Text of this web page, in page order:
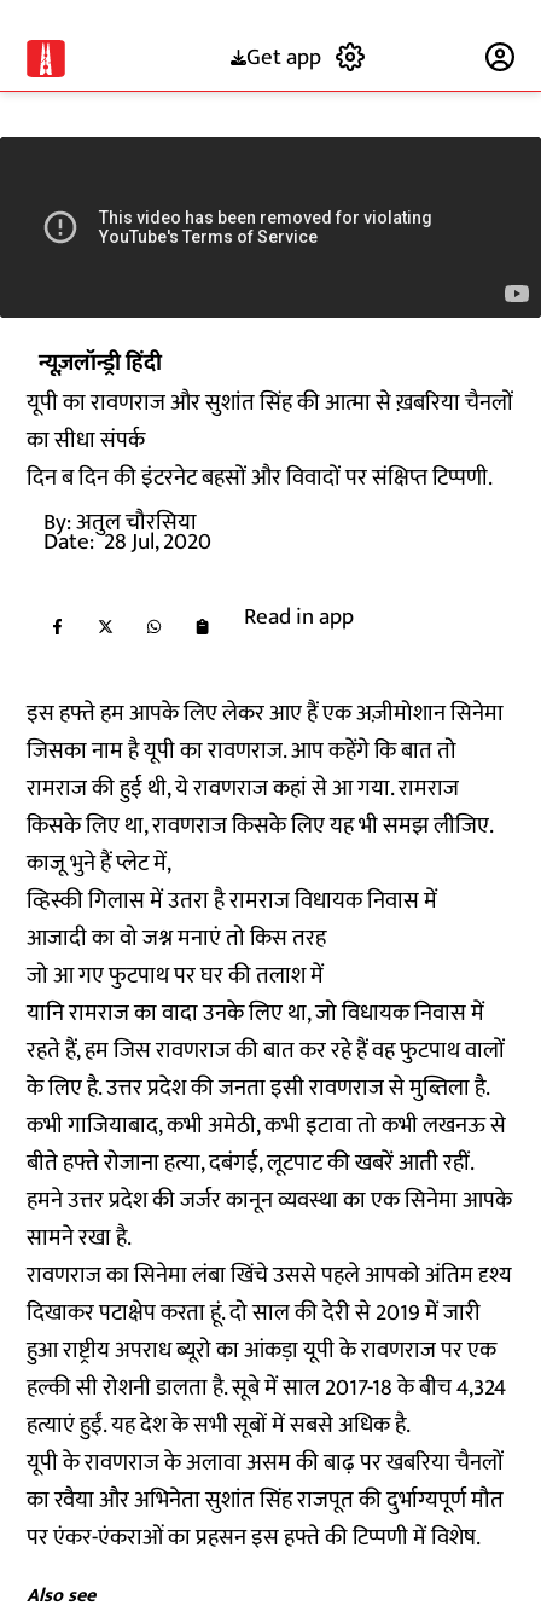
Get app
न्यूज़लॉन्ड्री हिंदी
यूपी का रावणराज और सुशांत सिंह की आत्मा से ख़बरिया चैनलों
का सीधा संपर्क
दिन ब दिन की इंटरनेट बहसों और विवादों पर संक्षिप्त टिप्पणी.
By:अतुल चौरसिया
Date: 28 Jul, 2020
Read in app
इस हफ्ते हम आपके लिए लेकर आए हैं एक अज़ीमोशान सिनेमा
जिसका नाम है यूपी का रावणराज. आप कहेंगे कि बात तो
रामराज की हुई थी, ये रावणराज कहां से आ गया. रामराज
किसके लिए था, रावणराज किसके लिए यह भी समझ लीजिए.
काजू भुने हैं प्लेट में,
व्हिस्की गिलास में उतरा है रामराज विधायक निवास में
आजादी का वो जश्न मनाएं तो किस तरह
जो आ गए फुटपाथ पर घर की तलाश में
यानि रामराज का वादा उनके लिए था, जो विधायक निवास में
रहते हैं, हम जिस रावणराज की बात कर रहे हैं वह फुटपाथ वालों
के लिए है. उत्तर प्रदेश की जनता इसी रावणराज से मुब्तिला है.
कभी गाजियाबाद, कभी अमेठी, कभी इटावा तो कभी लखनऊ से
बीते हफ्ते रोजाना हत्या, दबंगई, लूटपाट की खबरें आती रहीं.
हमने उत्तर प्रदेश की जर्जर कानून व्यवस्था का एक सिनेमा आपके
सामने रखा है.
रावणराज का सिनेमा लंबा खिंचे उससे पहले आपको अंतिम दृश्य
दिखाकर पटाक्षेप करता हूं. दो साल की देरी से 2019 में जारी
हुआ राष्ट्रीय अपराध ब्यूरो का आंकड़ा यूपी के रावणराज पर एक
हल्की सी रोशनी डालता है. सूबे में साल 2017-18 के बीच 4,324
हत्याएं हुईं. यह देश के सभी सूबों में सबसे अधिक है.
यूपी के रावणराज के अलावा असम की बाढ़ पर खबरिया चैनलों
का रवैया और अभिनेता सुशांत सिंह राजपूत की दुर्भाग्यपूर्ण मौत
पर एंकर-एंकराओं का प्रहसन इस हफ्ते की टिप्पणी में विशेष.
Also see